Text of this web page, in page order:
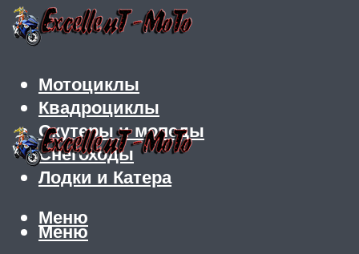
Мотоциклы
Квадроциклы
Скутеры и мопеды
Снегоходы
Лодки и Катера
Меню
Меню